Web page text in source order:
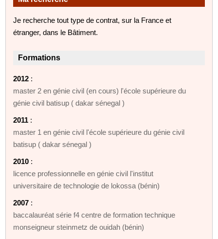
Je recherche tout type de contrat, sur la France et
étranger, dans le Bâtiment.
Formations
2012 :
master 2 en génie civil (en cours) l'école supérieure du
génie civil batisup ( dakar sénegal )
2011 :
master 1 en génie civil l'école supérieure du génie civil
batisup ( dakar sénegal )
2010 :
licence professionnelle en génie civil l'institut
universitaire de technologie de lokossa (bénin)
2007 :
baccalauréat série f4 centre de formation technique
monseigneur steinmetz de ouidah (bénin)